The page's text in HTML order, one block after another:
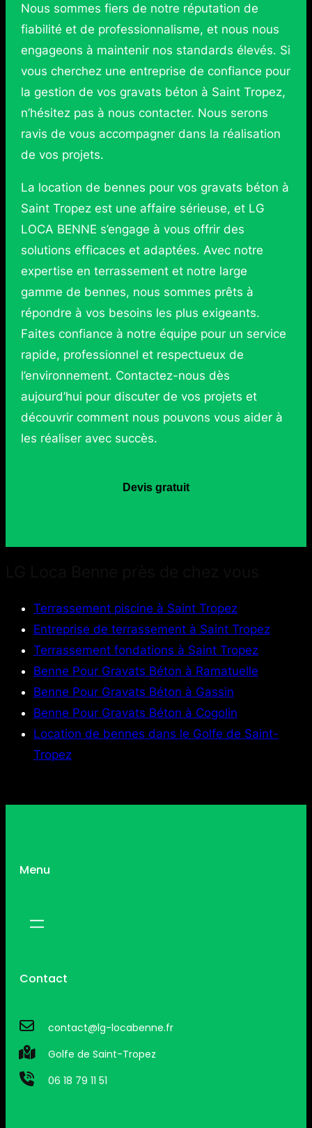
Nous sommes fiers de notre réputation de
fiabilité et de professionnalisme, et nous nous
engageons à maintenir nos standards élevés. Si
vous cherchez une entreprise de confiance pour
la gestion de vos gravats béton à Saint Tropez,
n’hésitez pas à nous contacter. Nous serons
ravis de vous accompagner dans la réalisation
de vos projets.
La location de bennes pour vos gravats béton à
Saint Tropez est une affaire sérieuse, et LG
LOCA BENNE s’engage à vous offrir des
solutions efficaces et adaptées. Avec notre
expertise en terrassement et notre large
gamme de bennes, nous sommes prêts à
répondre à vos besoins les plus exigeants.
Faites confiance à notre équipe pour un service
rapide, professionnel et respectueux de
l’environnement. Contactez-nous dès
aujourd’hui pour discuter de vos projets et
découvrir comment nous pouvons vous aider à
les réaliser avec succès.
Devis gratuit
Terrassement piscine à Saint Tropez
Entreprise de terrassement à Saint Tropez
Terrassement fondations à Saint Tropez
Benne Pour Gravats Béton à Ramatuelle
Benne Pour Gravats Béton à Gassin
Benne Pour Gravats Béton à Cogolin
Location de bennes dans le Golfe de Saint-
Tropez
Menu
Contact
contact@lg-locabenne.fr
Golfe de Saint-Tropez
06 18 79 11 51